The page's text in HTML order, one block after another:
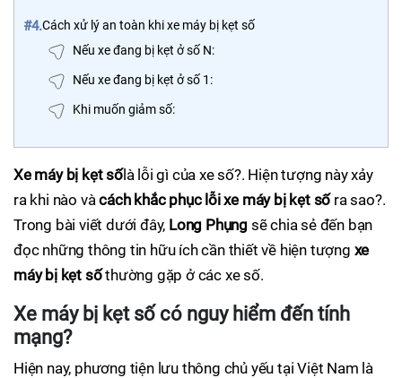
#4.Cách xử lý an toàn khi xe máy bị kẹt số
Nếu xe đang bị kẹt ở số N:
Nếu xe đang bị kẹt ở số 1:
Khi muốn giảm số:
Xe máy bị kẹt sốlà lỗi gì của xe số?. Hiện tượng này xảy
ra khi nào vàcách khắc phục lỗi xe máy bị kẹt số ra sao?.
Trong bài viết dưới đây, Long Phụng sẽ chia sẻ đến bạn
đọc những thông tin hữu ích cần thiết về hiện tượng xe
máy bị kẹt sốthường gặp ở các xe số.
Xe máy bị kẹt số có nguy hiểm đến tính
mạng?
Hiện nay, phương tiện lưu thông chủ yếu tại Việt Nam là